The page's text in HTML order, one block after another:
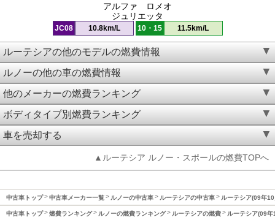
アルファ ロメオ
ジュリエッタ
JC08 10.8km/L 10・15 11.5km/L
ルーテシアの他のモデルの燃費情報
ルノーの他の車の燃費情報
他のメーカーの燃費ランキング
ボディタイプ別燃費ランキング
車を売却する
▲ルーテシア ルノー・スポールの燃費TOPへ
中古車トップ 中古車メーカー一覧 ルノーの中古車 ルーテシアの中古車 ルーテシア(09年
中古車トップ 燃費ランキング ルノーの燃費ランキング ルーテシアの燃費 ルーテシア(09